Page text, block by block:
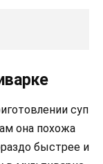
суп
она похожа
быстрее и